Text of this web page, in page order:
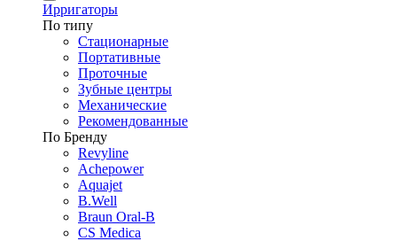
Ирригаторы
По типу
Стационарные
Портативные
Проточные
Зубные центры
Механические
Рекомендованные
По Бренду
Revyline
Achepower
Aquajet
B.Well
Braun Oral-B
CS Medica